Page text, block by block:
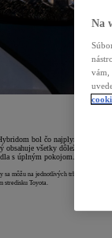
bol čo najplynulejší a
všetky dôležité prvky*,
s úplným pokojom.
môžu na jednotlivých trhoch líšiť.
stredisku Toyota.
Na
vám,